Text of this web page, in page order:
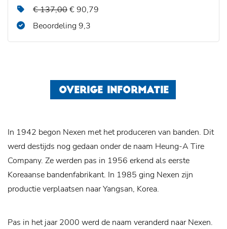
€ 137,00€ 90,79
Beoordeling 9,3
OVERIGE INFORMATIE
In 1942 begon Nexen met het produceren van banden. Dit
werd destijds nog gedaan onder de naam Heung-A Tire
Company. Ze werden pas in 1956 erkend als eerste
Koreaanse bandenfabrikant. In 1985 ging Nexen zijn
productie verplaatsen naar Yangsan, Korea.
Pas in het jaar 2000 werd de naam veranderd naar Nexen.